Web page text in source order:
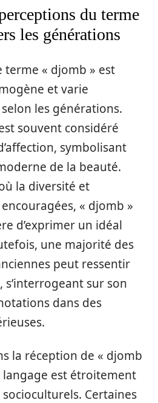
du terme
les générations
terme « djomb » est
et varie
les générations.
souvent considéré
symbolisant
de la beauté.
la diversité et
« djomb »
d’exprimer un idéal
une majorité des
peut ressentir
s’interrogeant sur son
dans des
la réception de « djomb
est étroitement
Certaines